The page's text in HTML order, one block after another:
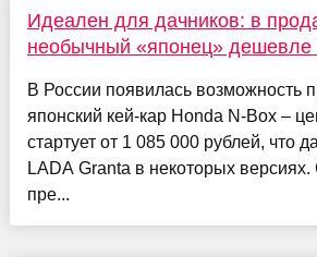
Идеален для дачников: в
необычный «японец» дешевле
В России появилась возможность
японский кей-кар Honda N-Box –
стартует от 1 085 000 рублей, что
LADA Granta в некоторых
пре...